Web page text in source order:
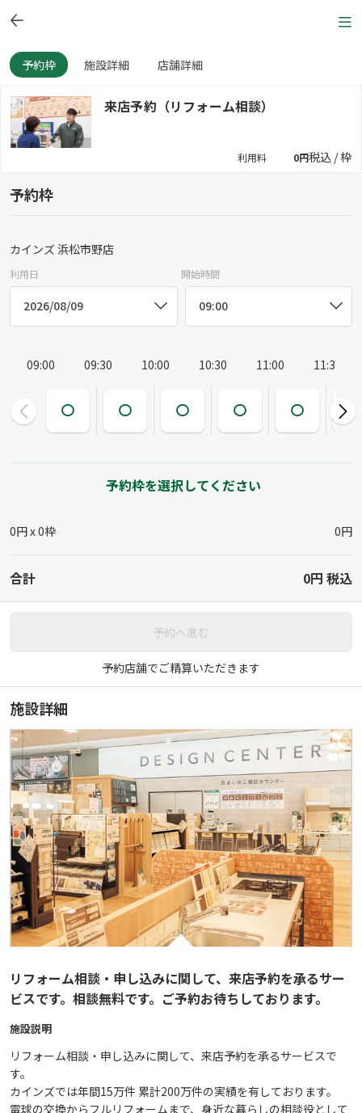
予約枠 施設詳細 店舗詳細
来店予約（リフォーム相談）
利用料 0円税込 / 枠
予約枠
カインズ 浜松市野店
利用日
2026/08/09
開始時間
09:00
09:00 09:30 10:00 10:30 11:00 11:30
予約枠を選択してください
0円 x0枠 0円
合計 0円 税込
予約へ進む
予約店舗でご精算いただきます
施設詳細
リフォーム相談・申し込みに関して、来店予約を承るサー
ビスです。相談無料です。ご予約お待ちしております。
施設説明
リフォーム相談・申し込みに関して、来店予約を承るサービスで
す。
カインズでは年間15万件 累計200万件の実績を有しております。
電球の交換からフルリフォームまで、身近な暮らしの相談役として